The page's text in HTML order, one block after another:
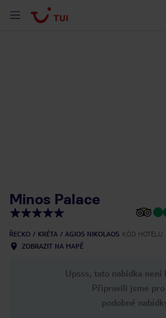
Minos Palace
ŘECKO KRÉTA AGIOS NIKOLAOS KÓD HOTELU
ZOBRAZIT NA MAPĚ
Upsss, tato nabídka není
Připravili jsme pro
podobné